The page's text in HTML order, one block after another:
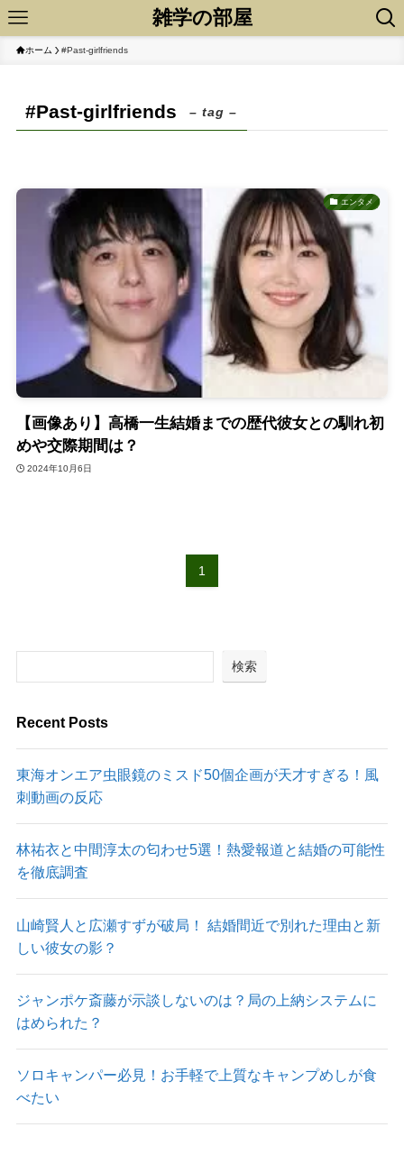
雑学の部屋
ホーム #Past-girlfriends
#Past-girlfriends – tag –
エンタメ
【画像あり】高橋一生結婚までの歴代彼女との馴れ初
めや交際期間は？
2024年10月6日
1
検索
Recent Posts
東海オンエア虫眼鏡のミスド50個企画が天才すぎる！風
刺動画の反応
林祐衣と中間淳太の匂わせ5選！熱愛報道と結婚の可能性
を徹底調査
山崎賢人と広瀬すずが破局！ 結婚間近で別れた理由と新
しい彼女の影？
ジャンポケ斎藤が示談しないのは？局の上納システムに
はめられた？
ソロキャンパー必見！お手軽で上質なキャンプめしが食
べたい